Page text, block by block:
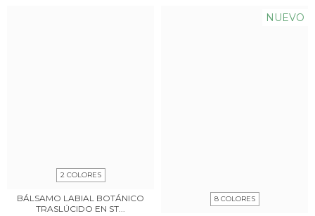
2 COLORES
BÁLSAMO LABIAL BOTÁNICO
TRASLÚCIDO EN ST...
NUEVO
8 COLORES